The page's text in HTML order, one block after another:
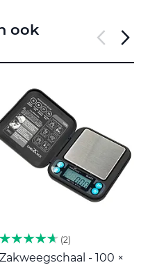
ook
2
Zakweegschaal - 100 ×